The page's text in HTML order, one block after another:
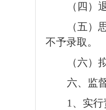
（四）
（五
不予录取。
（六）
六、监
1、实